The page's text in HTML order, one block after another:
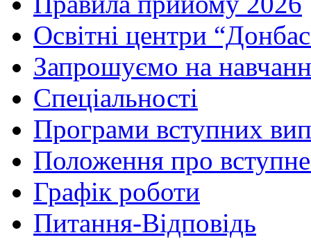
Освітні центри
Запрошуємо на
Спеціальності
Програми вступних
Положення про
Графік роботи
Питання-Відповідь